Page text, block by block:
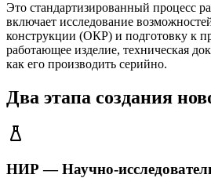
Это стандартизированный процесс
включает исследование
конструкции (ОКР) и подготовку к
работающее изделие, техническая
как его производить серийно.
Два этапа создания
НИР — Научно-